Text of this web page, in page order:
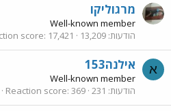
מרגוליקו
Well-known member
הודעות 13,209
score 17,421
א אילנה153
Well-known member
הודעות 231
Reaction score 369